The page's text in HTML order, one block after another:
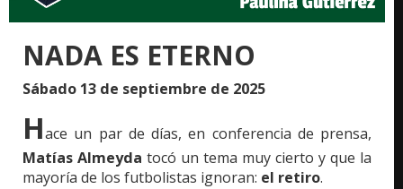
NADA ES ETERNO
Sábado 13 de septiembre de 2025
Hace un par de días, en conferencia de prensa,
Matías Almeyda tocó un tema muy cierto y que la
mayoría de los futbolistas ignoran: el retiro.